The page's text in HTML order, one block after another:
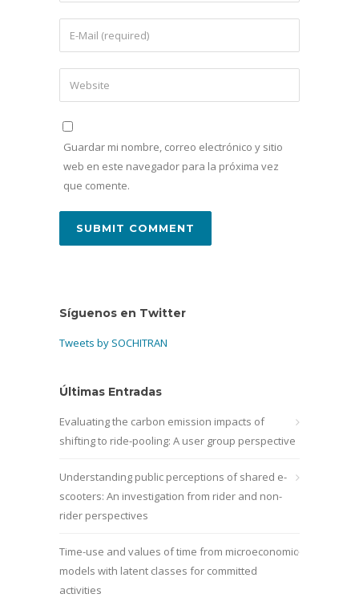
Guardar mi nombre, correo electrónico y sitio
web en este navegador para la próxima vez
que comente.
Síguenos en Twitter
Tweets by SOCHITRAN
Últimas Entradas
Evaluating the carbon emission impacts of
shifting to ride-pooling: A user group perspective
Understanding public perceptions of shared e-
scooters: An investigation from rider and non-
rider perspectives
Time-use and values of time from microeconomic
models with latent classes for committed
activities